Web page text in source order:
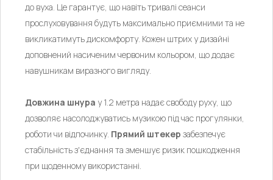
до вуха. Це гарантує, що навіть тривалі сеанси
прослуховування будуть максимально приємними та не
викликатимуть дискомфорту. Кожен штрих у дизайні
доповнений насиченим червоним кольором, що додає
навушникам виразного вигляду.
Довжина шнура у 1.2 метра надає свободу руху, що
дозволяє насолоджуватись музикою під час прогулянки,
роботи чи відпочинку. Прямий штекер забезпечує
стабільність з'єднання та зменшує ризик пошкодження
при щоденному використанні.